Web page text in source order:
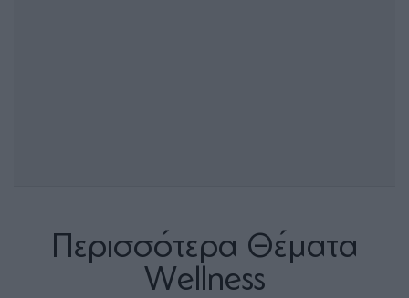
Περισσότερα Θέματα
Wellness